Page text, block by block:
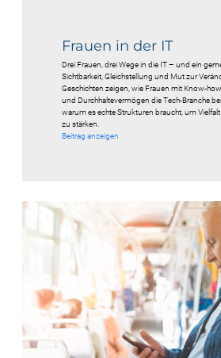
Frauen in der IT
Drei Frauen, drei Wege in die IT – und ein
Sichtbarkeit, Gleichstellung und Mut zur
Geschichten zeigen, wie Frauen mit Know-
und Durchhaltevermögen die Tech-Branche
warum es echte Strukturen braucht, um
zu stärken.
Beitrag anzeigen